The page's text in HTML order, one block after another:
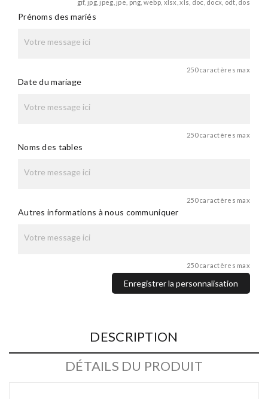
gif, jpg, jpeg, jpe, png, webp, xlsx, xls, doc, docx, odt, dos
Prénoms des mariés
250 caractères max
Date du mariage
250 caractères max
Noms des tables
250 caractères max
Autres informations à nous communiquer
250 caractères max
Enregistrer la personnalisation
DESCRIPTION
DÉTAILS DU PRODUIT